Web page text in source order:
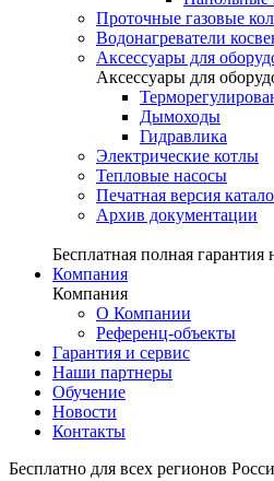
Проточные газовые
Водонагреватели
Аксессуары для
Аксессуары для
Дымоходы
Гидравлика
Электрические котлы
Тепловые насосы
Печатная версия
Архив документации
Бесплатная полная гарантия
Компания
Компания
О Компании
Референц-объекты
Гарантия и сервис
Наши партнеры
Обучение
Новости
Контакты
Бесплатно для всех регионов